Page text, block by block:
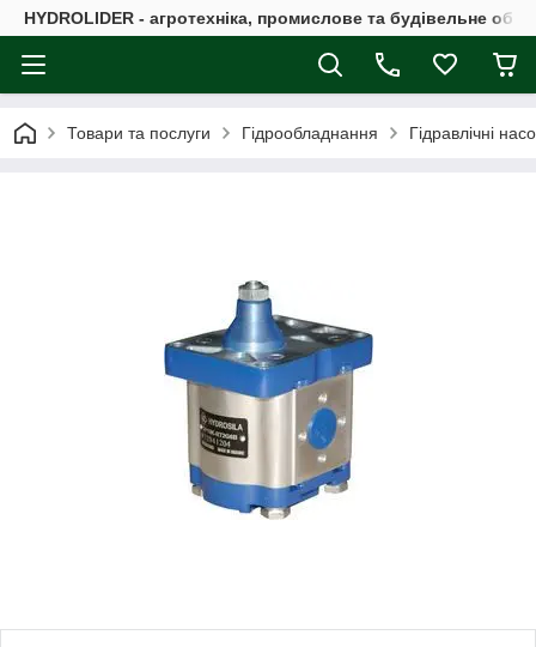
HYDROLIDER - агротехніка, промислове та будівельне
Товари та послуги Гідрообладнання Гідравлічні